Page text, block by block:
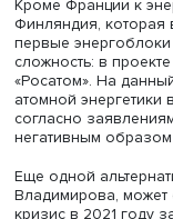
биометана и
долю
ветряных. В
газа: новая
уменьшить
предприятия
приостановки
европейских